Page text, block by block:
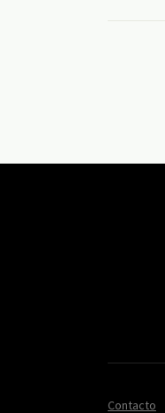
Contacto